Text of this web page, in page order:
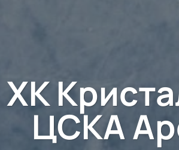
ХК
ЦСКА